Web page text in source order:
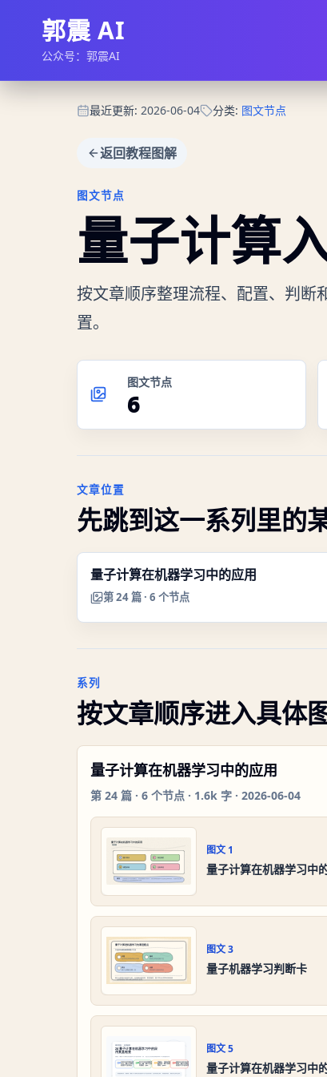
郭震 AI
公众号：郭震AI
最近更新: 2026-06-04 分类: 图文节点
返回教程图解
图文节点
量子计算
按文章顺序整理流程、配置、判断
置。
图文节点
6
文章位置
先跳到这一系列里的
量子计算在机器学习中的应用
第24篇 · 6 个节点
系列
按文章顺序进入具体
量子计算在机器学习中的应用
第 24 篇 · 6 个节点 · 1.6k 字 · 2026-06-04
图文 1
量子计算在机器学习中
图文3
量子机器学习判断卡
图文5
量子计算在机器学习中